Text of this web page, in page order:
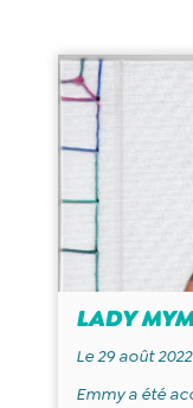
LADY
Le 29 août 2022
Emmy a été